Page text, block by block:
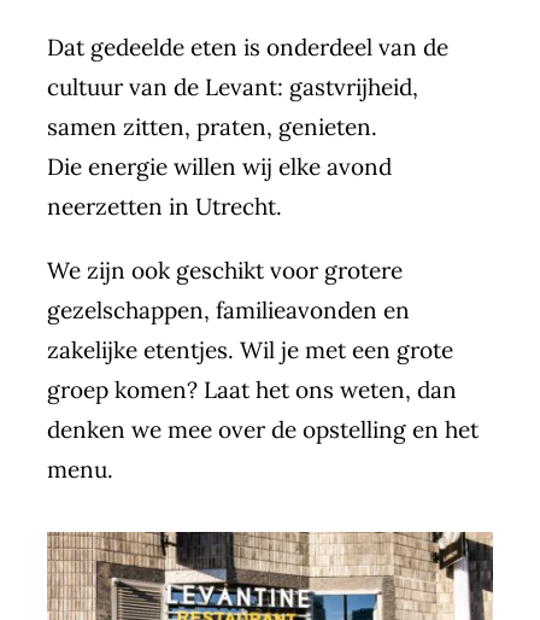
Dat gedeelde eten is onderdeel van de
cultuur van de Levant: gastvrijheid,
samen zitten, praten, genieten.
Die energie willen wij elke avond
neerzetten in Utrecht.
We zijn ook geschikt voor grotere
gezelschappen, familieavonden en
zakelijke etentjes. Wil je met een grote
groep komen? Laat het ons weten, dan
denken we mee over de opstelling en het
menu.